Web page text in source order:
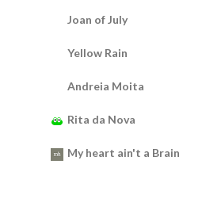
Joan of July
Yellow Rain
Andreia Moita
Rita da Nova
My heart ain't a Brain